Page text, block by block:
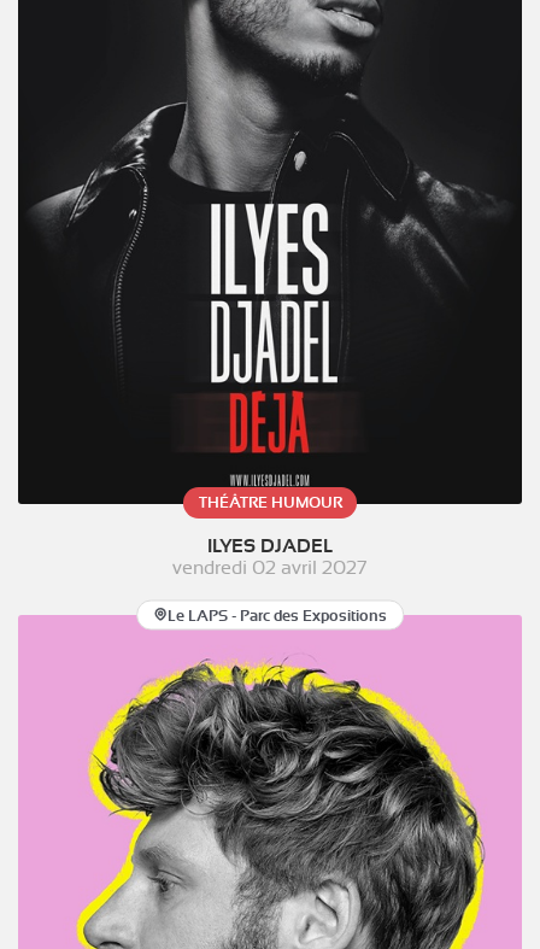
THÉÂTRE HUMOUR
ILYES DJADEL
vendredi 02 avril 2027
Le LAPS - Parc des Expositions